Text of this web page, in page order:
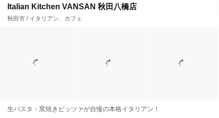
Italian Kitchen VANSAN 秋田八橋店
秋田市 / イタリアン、カフェ
生パスタ・窯焼きピッツァが自慢の本格イタリアン！